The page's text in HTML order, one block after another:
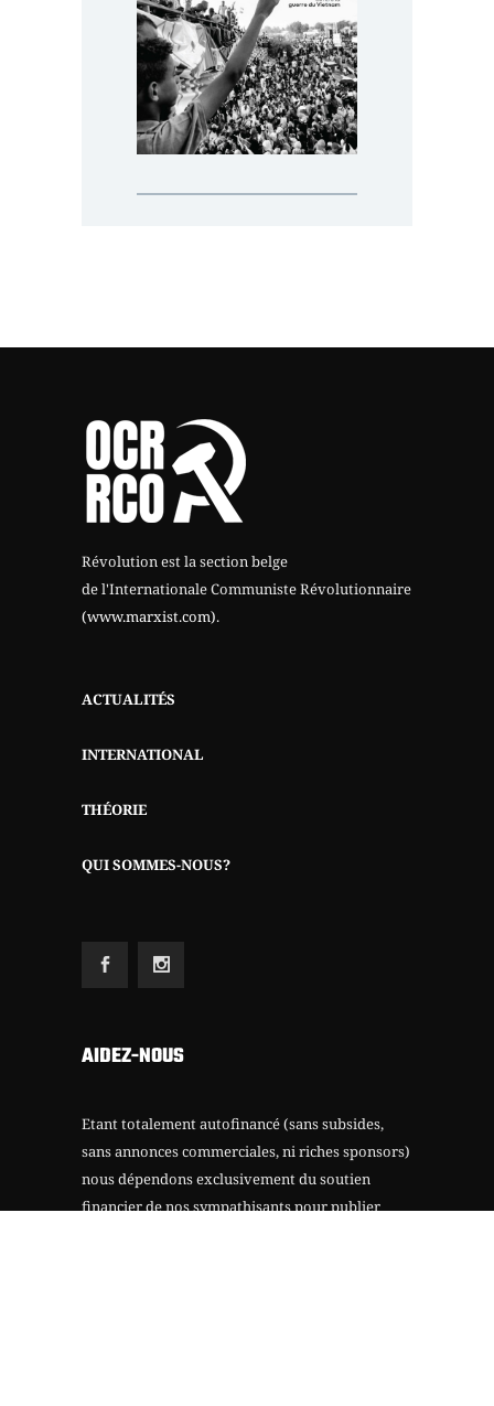
Révolution est la section belge
de l'Internationale Communiste Révolutionnaire
(www.marxist.com).
ACTUALITÉS
INTERNATIONAL
THÉORIE
QUI SOMMES-NOUS?
AIDEZ-NOUS
Etant totalement autofinancé (sans subsides,
sans annonces commerciales, ni riches sponsors)
nous dépendons exclusivement du soutien
financier de nos sympathisants pour publier